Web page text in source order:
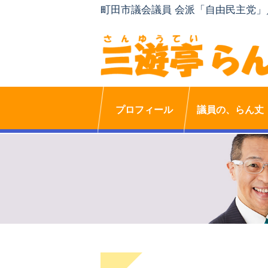
町田市議会議員 会派「自由民主党
プロフィール 議員の、らん丈